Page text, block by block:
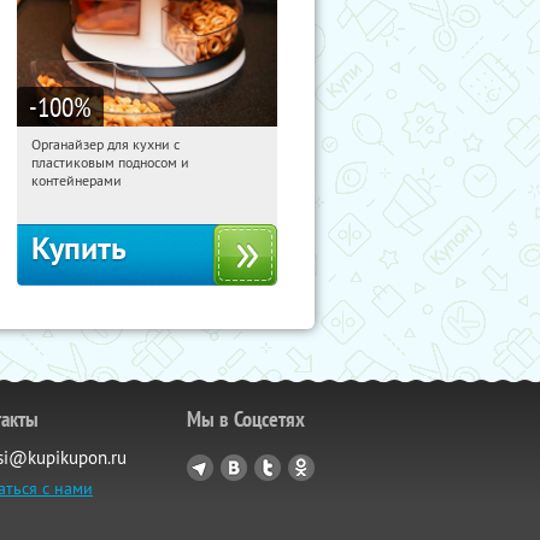
-100%
12:55:09 Получили:
Россия
Органайзер для кухни с
пластиковым подносом и
контейнерами
Купить
с нами
Мы в Соцсетях